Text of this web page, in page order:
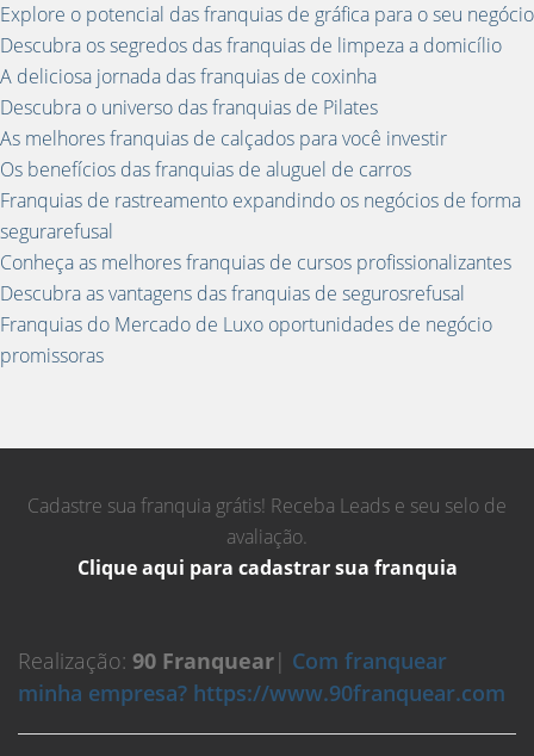
Explore o potencial das franquias de gráfica para o seu negócio
Descubra os segredos das franquias de limpeza a domicílio
A deliciosa jornada das franquias de coxinha
Descubra o universo das franquias de Pilates
As melhores franquias de calçados para você investir
Os benefícios das franquias de aluguel de carros
Franquias de rastreamento expandindo os negócios de forma
segurarefusal
Conheça as melhores franquias de cursos profissionalizantes
Descubra as vantagens das franquias de segurosrefusal
Franquias do Mercado de Luxo oportunidades de negócio
promissoras
Cadastre sua franquia grátis! Receba Leads e seu selo de
avaliação.
Clique aqui para cadastrar sua franquia
Realização: 90 Franquear| Com franquear
minha empresa? https://www.90franquear.com